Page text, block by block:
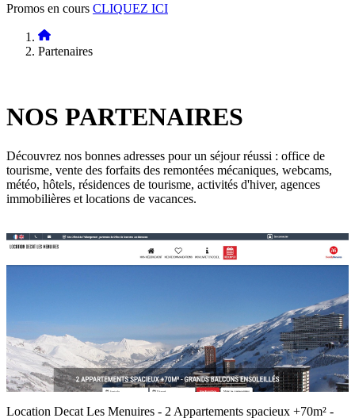
Promos en cours CLIQUEZ ICI
Partenaires
NOS PARTENAIRES
Découvrez nos bonnes adresses pour un séjour réussi : office de
tourisme, vente des forfaits des remontées mécaniques, webcams,
météo, hôtels, résidences de tourisme, activités d'hiver, agences
immobilières et locations de vacances.
Location Decat Les Menuires - 2 Appartements spacieux +70m² -